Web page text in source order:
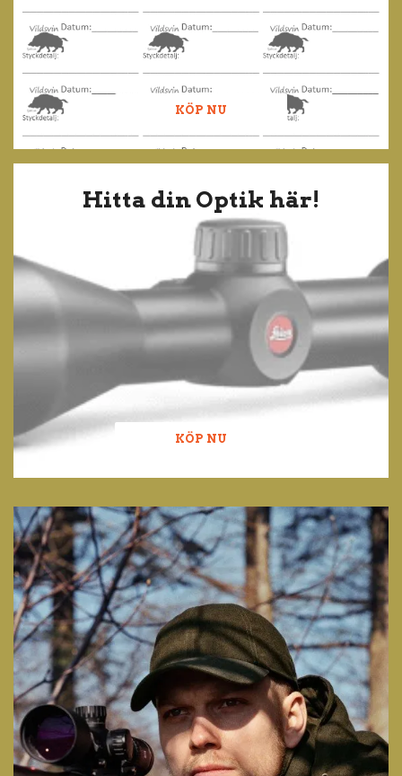
KÖP NU
Hitta din Optik här!
KÖP NU